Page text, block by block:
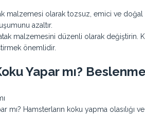
malzemesi olarak tozsuz, emici ve doğal
azaltır.
malzemesini düzenli olarak değiştirin.
önemlidir.
Yapar mı? Beslenme
mı? Hamsterların koku yapma olasılığı